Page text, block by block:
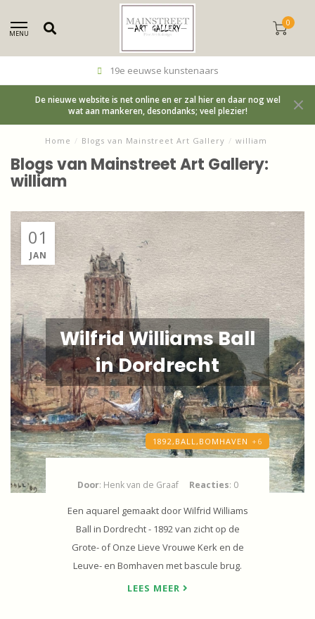
MENU
0
19e eeuwse kunstenaars
De nieuwe website is net online en er zal hier en daar nog wel
wat aan mankeren, desondanks; veel plezier!
Home / Blogs van Mainstreet Art Gallery / william
Blogs van Mainstreet Art Gallery:
william
01
JAN
Wilfrid Williams Ball
in Dordrecht
1892, BALL, BOMHAVEN +6
Door: Henk van de Graaf Reacties: 0
Een aquarel gemaakt door Wilfrid Williams
Ball in Dordrecht - 1892 van zicht op de
Grote- of Onze Lieve Vrouwe Kerk en de
Leuve- en Bomhaven met bascule brug.
LEES MEER